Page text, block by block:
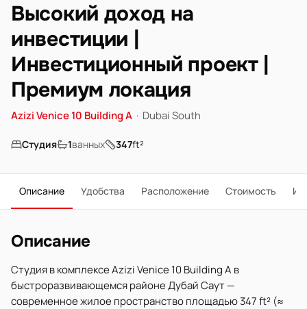
Высокий доход на
инвестиции |
Инвестиционный проект |
Премиум локация
Azizi Venice 10 Building A · Dubai South
Студия 1ванных 347ft²
Описание Удобства Расположение Стоимость
Описание
Студия в комплексе Azizi Venice 10 Building A в
быстроразвивающемся районе Дубай Саут —
современное жилое пространство площадью 347 ft² (≈